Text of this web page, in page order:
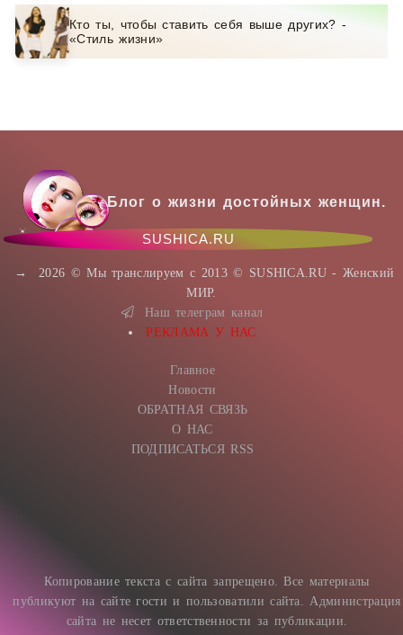
Кто ты, чтобы ставить себя выше других? -
«Стиль жизни»
Блог о жизни достойных женщин.
SUSHICA.RU
→ 2026 © Мы транслируем с 2013 © SUSHICA.RU - Женский
МИР.
Наш телеграм канал
РЕКЛАМА У НАС
Главное
Новости
ОБРАТНАЯ СВЯЗЬ
О НАС
ПОДПИСАТЬСЯ RSS
Копирование текста с сайта запрещено. Все материалы
публикуют на сайте гости и пользоватили сайта. Администрация
сайта не несет ответственности за публикации.